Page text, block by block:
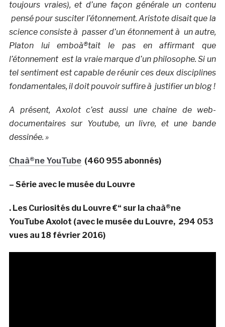
toujours vraies), et d’une façon générale un contenu
pensé pour susciter l’étonnement. Aristote disait que la
science consiste à passer d’un étonnement à un autre,
Platon lui emboà®tait le pas en affirmant que
l’étonnement est la vraie marque d’un philosophe. Si un
tel sentiment est capable de réunir ces deux disciplines
fondamentales, il doit pouvoir suffire à justifier un blog !
A présent, Axolot c’est aussi une chaine de web-
documentaires sur Youtube, un livre, et une bande
dessinée. »
Chaà®ne YouTube(460 955 abonnés)
– Série avec le musée du Louvre
. Les Curiosités du Louvre €“ sur la chaà®ne
YouTube Axolot (avec le musée du Louvre, 294 053
vues au 18 février 2016)